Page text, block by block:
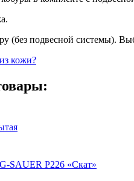
(без подвесной системы).
кожи?
SAUER P226 «Скат»